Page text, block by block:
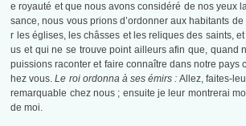
e royauté et que nous avons considéré de nos yeux
sance, nous vous prions d’ordonner aux habitants
r les églises, les châsses et les reliques des saints,
us et qui ne se trouve point ailleurs afin que, quand
puissions raconter et faire connaître dans notre pays
hez vous.Le roi ordonna à ses émirs :Allez, faites-
remarquable chez nous ; ensuite je leur montrerai
de moi.